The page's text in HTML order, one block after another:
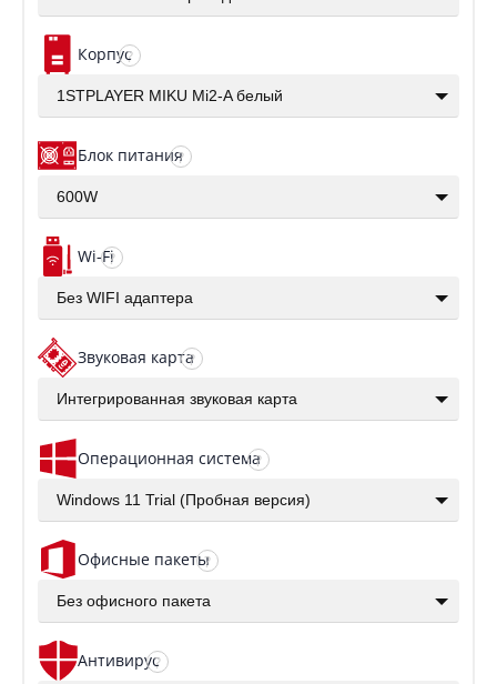
Корпус?
1STPLAYER MIKU Mi2-A белый
Блок питания?
600W
Wi-Fi?
Без WIFI адаптера
Звуковая карта?
Интегрированная звуковая карта
Операционная система?
Windows 11 Trial (Пробная версия)
Офисные пакеты?
Без офисного пакета
Антивирус?